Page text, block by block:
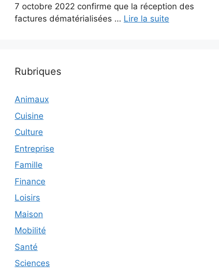
7 octobre 2022 confirme que la réception des
factures dématérialisées … Lire la suite
Rubriques
Animaux
Cuisine
Culture
Entreprise
Famille
Finance
Loisirs
Maison
Mobilité
Santé
Sciences